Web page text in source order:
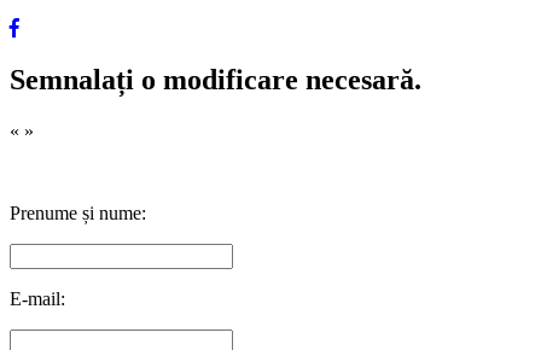
Semnalați o modificare necesară.
« »
Prenume și nume:
E-mail: